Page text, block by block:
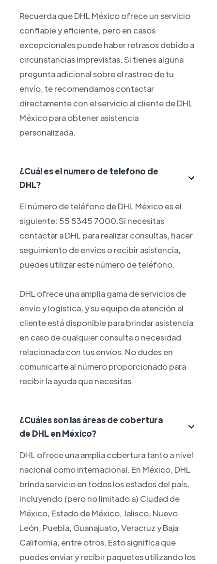
Recuerda que DHL México ofrece un servicio
confiable y eficiente, pero en casos
excepcionales puede haber retrasos debido a
circunstancias imprevistas. Si tienes alguna
pregunta adicional sobre el rastreo de tu
envío, te recomendamos contactar
directamente con el servicio al cliente de DHL
México para obtener asistencia
personalizada.
¿Cuál es el numero de telefono de
DHL?
El número de teléfono de DHL México es el
siguiente: 55 5345 7000.Si necesitas
contactar a DHL para realizar consultas, hacer
seguimiento de envíos o recibir asistencia,
puedes utilizar este número de teléfono.
DHL ofrece una amplia gama de servicios de
envío y logística, y su equipo de atención al
cliente está disponible para brindar asistencia
en caso de cualquier consulta o necesidad
relacionada con tus envíos. No dudes en
comunicarte al número proporcionado para
recibir la ayuda que necesitas.
¿Cuáles son las áreas de cobertura
de DHL en México?
DHL ofrece una amplia cobertura tanto a nivel
nacional como internacional. En México, DHL
brinda servicio en todos los estados del país,
incluyendo (pero no limitado a) Ciudad de
México, Estado de México, Jalisco, Nuevo
León, Puebla, Guanajuato, Veracruz y Baja
California, entre otros. Esto significa que
puedes enviar y recibir paquetes utilizando los